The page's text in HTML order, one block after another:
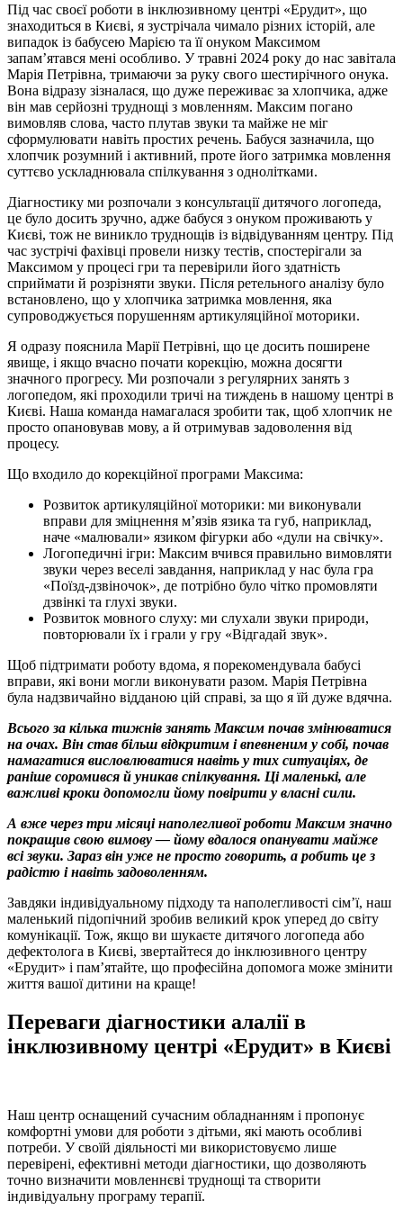
Під час своєї роботи в інклюзивному центрі «Ерудит», що
знаходиться в Києві, я зустрічала чимало різних історій, але
випадок із бабусею Марією та її онуком Максимом
запам’ятався мені особливо. У травні 2024 року до нас завітала
Марія Петрівна, тримаючи за руку свого шестирічного онука.
Вона відразу зізналася, що дуже переживає за хлопчика, адже
він мав серйозні труднощі з мовленням. Максим погано
вимовляв слова, часто плутав звуки та майже не міг
сформулювати навіть простих речень. Бабуся зазначила, що
хлопчик розумний і активний, проте його затримка мовлення
суттєво ускладнювала спілкування з однолітками.
Діагностику ми розпочали з консультації дитячого логопеда,
це було досить зручно, адже бабуся з онуком проживають у
Києві, тож не виникло труднощів із відвідуванням центру. Під
час зустрічі фахівці провели низку тестів, спостерігали за
Максимом у процесі гри та перевірили його здатність
сприймати й розрізняти звуки. Після ретельного аналізу було
встановлено, що у хлопчика затримка мовлення, яка
супроводжується порушенням артикуляційної моторики.
Я одразу пояснила Марії Петрівні, що це досить поширене
явище, і якщо вчасно почати корекцію, можна досягти
значного прогресу. Ми розпочали з регулярних занять з
логопедом, які проходили тричі на тиждень в нашому центрі в
Києві. Наша команда намагалася зробити так, щоб хлопчик не
просто опановував мову, а й отримував задоволення від
процесу.
Що входило до корекційної програми Максима:
Розвиток артикуляційної моторики: ми виконували
вправи для зміцнення м’язів язика та губ, наприклад,
наче «малювали» язиком фігурки або «дули на свічку».
Логопедичні ігри: Максим вчився правильно вимовляти
звуки через веселі завдання, наприклад у нас була гра
«Поїзд-дзвіночок», де потрібно було чітко промовляти
дзвінкі та глухі звуки.
Розвиток мовного слуху: ми слухали звуки природи,
повторювали їх і грали у гру «Відгадай звук».
Щоб підтримати роботу вдома, я порекомендувала бабусі
вправи, які вони могли виконувати разом. Марія Петрівна
була надзвичайно відданою цій справі, за що я їй дуже вдячна.
Всього за кілька тижнів занять Максим почав змінюватися
на очах. Він став більш відкритим і впевненим у собі, почав
намагатися висловлюватися навіть у тих ситуаціях, де
раніше соромився й уникав спілкування. Ці маленькі, але
важливі кроки допомогли йому повірити у власні сили.
А вже через три місяці наполегливої роботи Максим значно
покращив свою вимову — йому вдалося опанувати майже
всі звуки. Зараз він уже не просто говорить, а робить це з
радістю і навіть задоволенням.
Завдяки індивідуальному підходу та наполегливості сім’ї, наш
маленький підопічний зробив великий крок уперед до світу
комунікації. Тож, якщо ви шукаєте дитячого логопеда або
дефектолога в Києві, звертайтеся до інклюзивного центру
«Ерудит» і пам’ятайте, що професійна допомога може змінити
життя вашої дитини на краще!
Переваги діагностики алалії в
інклюзивному центрі «Ерудит» в Києві
Наш центр оснащений сучасним обладнанням і пропонує
комфортні умови для роботи з дітьми, які мають особливі
потреби. У своїй діяльності ми використовуємо лише
перевірені, ефективні методи діагностики, що дозволяють
точно визначити мовленнєві труднощі та створити
індивідуальну програму терапії.